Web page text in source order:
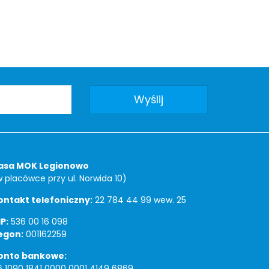
MOK Legionowo
placówce przy ul. Norwida 10)
telefoniczny: 22 784 44 99 wew. 25
536 00 16 098
001162259
bankowe: